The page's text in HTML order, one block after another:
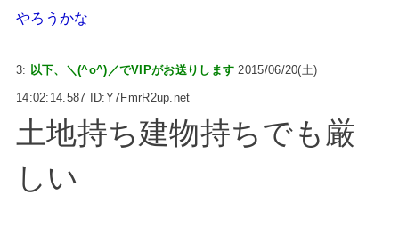
やろうかな
3: 以下、＼(^o^)／でVIPがお送りします 2015/06/20(土)
14:02:14.587 ID:Y7FmrR2up.net
土地持ち建物持ちでも厳
しい